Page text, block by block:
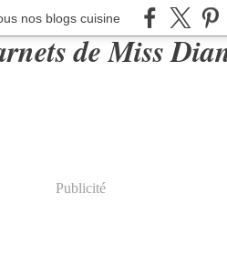
nos blogs cuisine
Publicité